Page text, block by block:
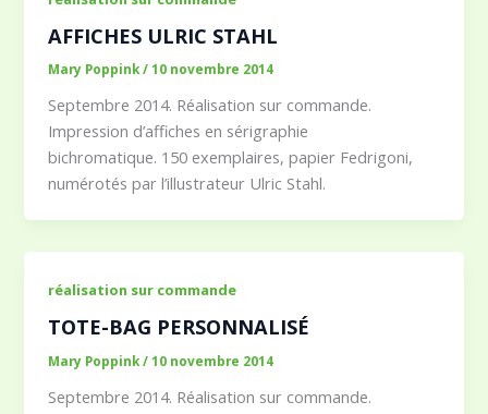
AFFICHES ULRIC STAHL
Mary Poppink/10 novembre 2014
Septembre 2014. Réalisation sur commande.
Impression d’affiches en sérigraphie
bichromatique. 150 exemplaires, papier Fedrigoni,
numérotés par l’illustrateur Ulric Stahl.
réalisation sur commande
TOTE-BAG PERSONNALISÉ
Mary Poppink/10 novembre 2014
Septembre 2014. Réalisation sur commande.